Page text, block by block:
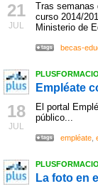
21
JUL
Tras semanas
curso 2014/
Ministerio de
becas-
18
JUL
Empléate
El portal
público...
empléate
La foto en